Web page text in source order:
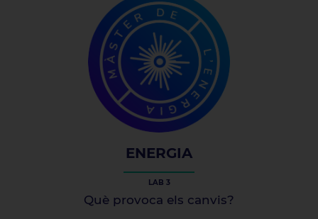
ENERGIA
LAB 3
Què provoca els canvis?